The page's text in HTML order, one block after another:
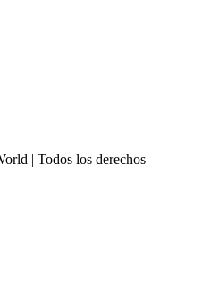
| Todos los derechos